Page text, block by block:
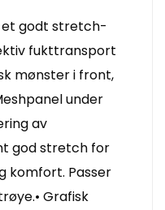
godt stretch-
fukttransport
mønster i front,
under
av
god stretch for
komfort. Passer
Grafisk